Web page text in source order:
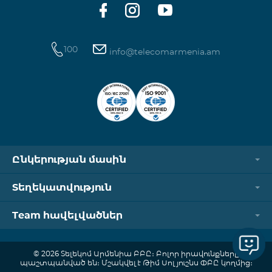
100 info@telecomarmenia.am
Ընկերության մասին
Տեղեկատվություն
Team հավելվածներ
© 2026 Տելեկոմ Արմենիա ԲԲԸ։ Բոլոր իրավունքները
պաշտպանված են։ Մշակվել է Թիմ Սոլյուշնս ՓԲԸ կողմից։